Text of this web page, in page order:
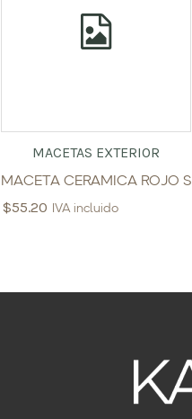
MACETAS EXTERIOR
MACETA CERAMICA ROJO S
$55.20 IVA incluido